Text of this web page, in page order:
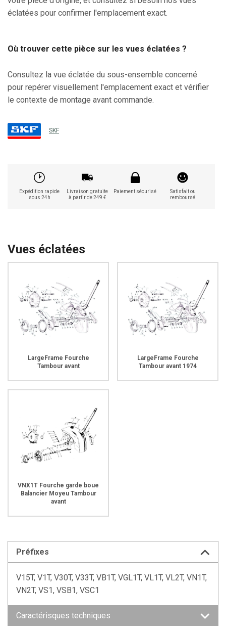
éclatées pour confirmer l'emplacement exact.
Où trouver cette pièce sur les vues éclatées ?
Consultez la vue éclatée du sous-ensemble concerné
pour repérer visuellement l'emplacement exact et vérifier
le contexte de montage avant commande.
SKF
Expédition rapide
sous 24h
Livraison gratuite
à partir de 249 €
Paiement sécurisé
Satisfait ou
remboursé
Vues éclatées
LargeFrame Fourche
Tambour avant
LargeFrame Fourche
Tambour avant 1974
VNX1T Fourche garde boue
Balancier Moyeu Tambour
avant
Préfixes
V15T, V1T, V30T, V33T, VB1T, VGL1T, VL1T, VL2T, VN1T,
VN2T, VS1, VSB1, VSC1
Caractérisques techniques